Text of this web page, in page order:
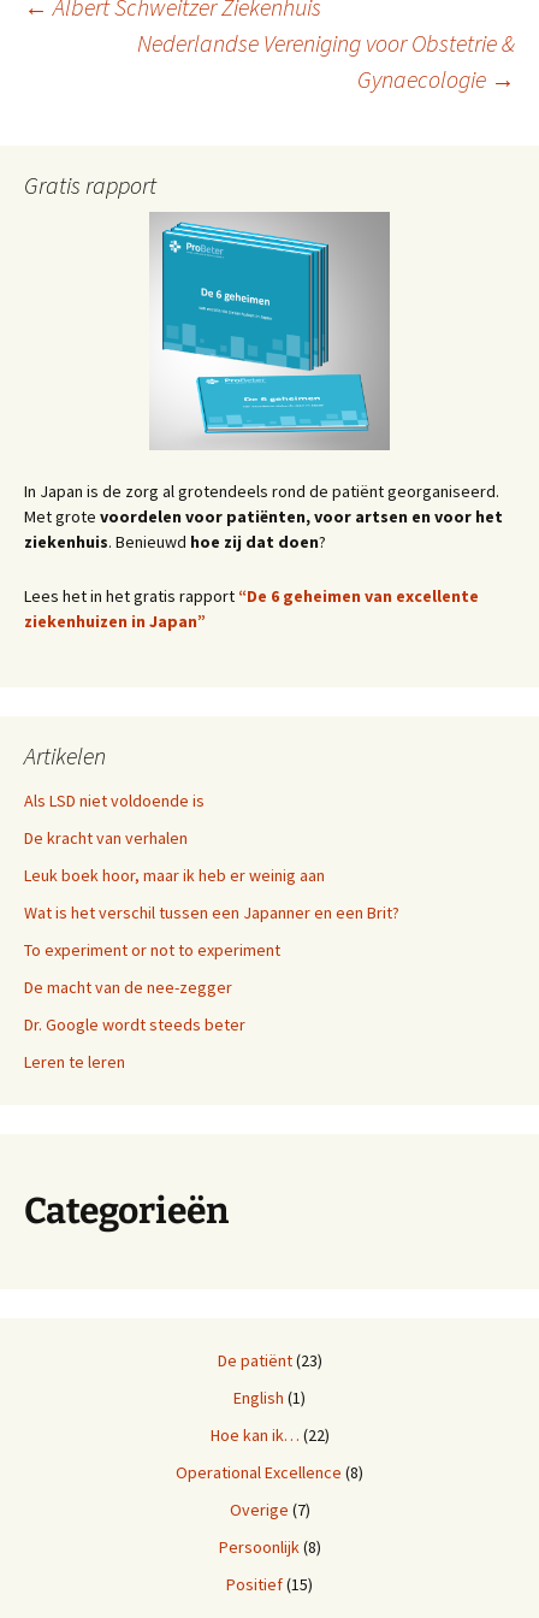
Berichtnavigatie
← Albert Schweitzer Ziekenhuis
Nederlandse Vereniging voor Obstetrie &
Gynaecologie →
Gratis rapport
In Japan is de zorg al grotendeels rond de patiënt georganiseerd.
Met grote voordelen voor patiënten, voor artsen en voor het
ziekenhuis. Benieuwd hoe zij dat doen?
Lees het in het gratis rapport “De 6 geheimen van excellente
ziekenhuizen in Japan”
Artikelen
Als LSD niet voldoende is
De kracht van verhalen
Leuk boek hoor, maar ik heb er weinig aan
Wat is het verschil tussen een Japanner en een Brit?
To experiment or not to experiment
De macht van de nee-zegger
Dr. Google wordt steeds beter
Leren te leren
Categorieën
De patiënt(23)
English (1)
Hoe kan ik… (22)
Operational Excellence (8)
Overige (7)
Persoonlijk(8)
Positief(15)